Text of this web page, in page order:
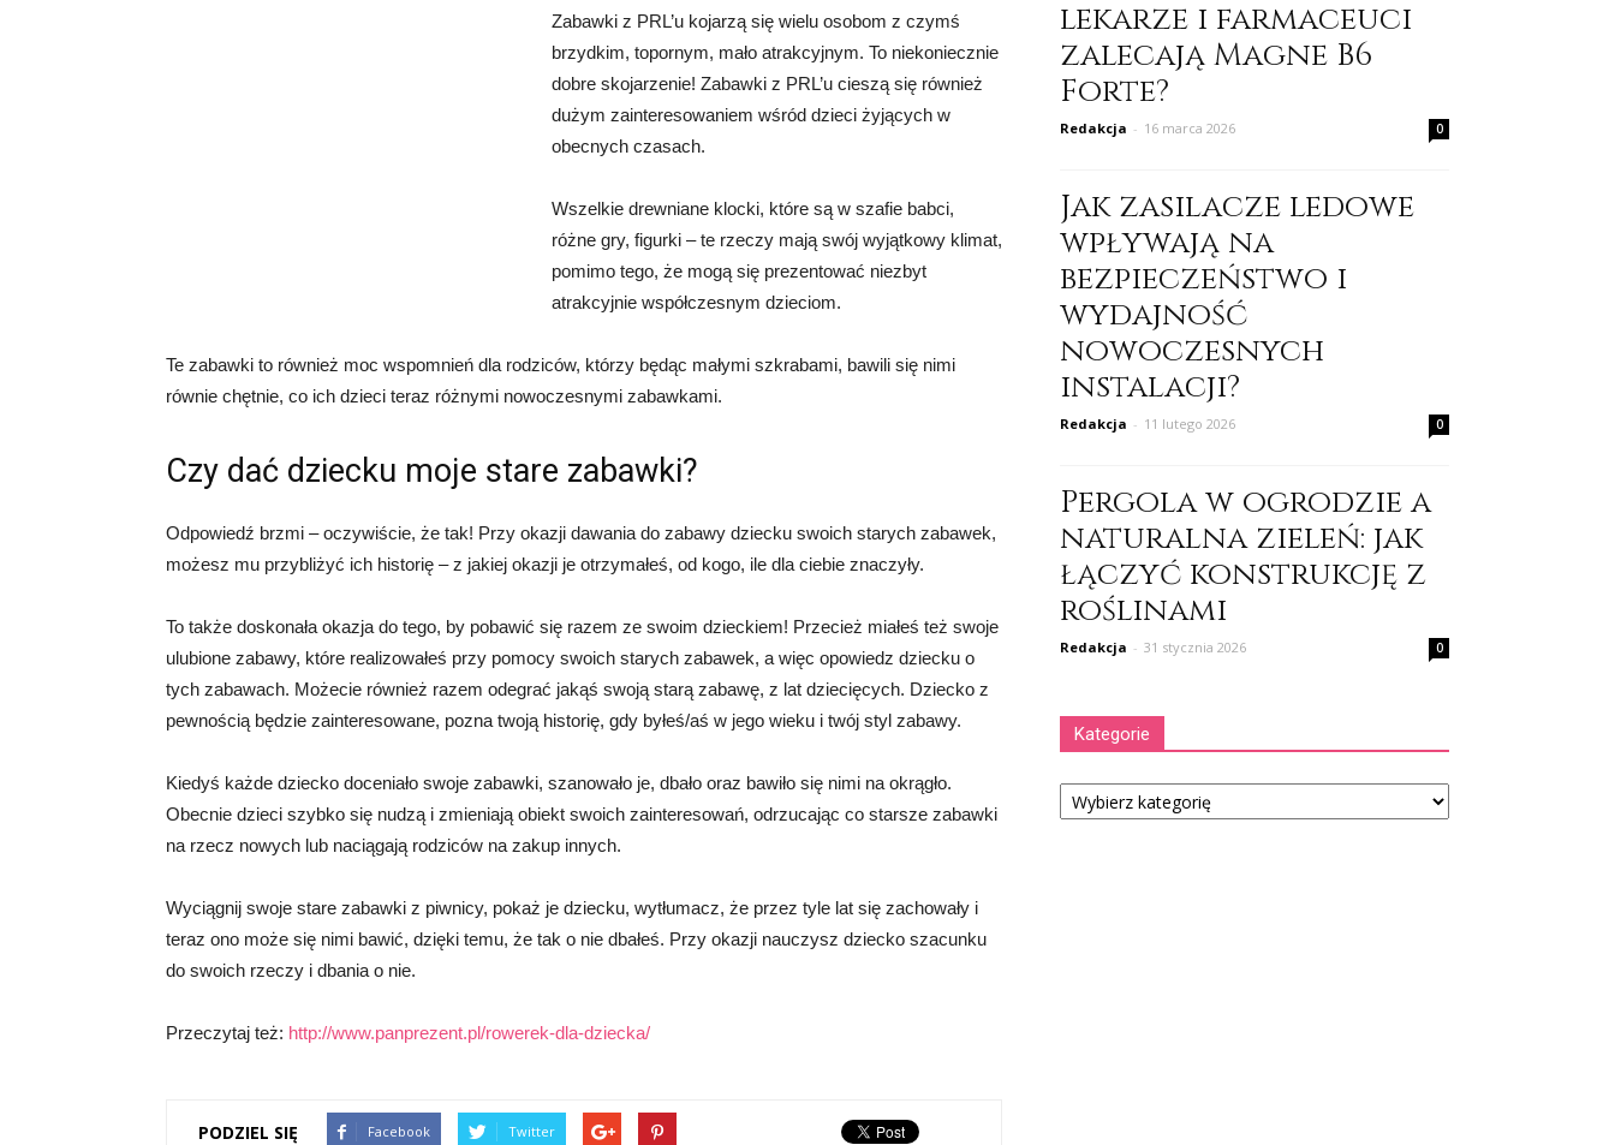
Zabawki z PRL’u kojarzą się wielu osobom z czymś
brzydkim, topornym, mało atrakcyjnym. To niekoniecznie
dobre skojarzenie! Zabawki z PRL’u cieszą się również
dużym zainteresowaniem wśród dzieci żyjących w
obecnych czasach.
Wszelkie drewniane klocki, które są w szafie babci,
różne gry, figurki – te rzeczy mają swój wyjątkowy klimat,
pomimo tego, że mogą się prezentować niezbyt
atrakcyjnie współczesnym dzieciom.
Te zabawki to również moc wspomnień dla rodziców, którzy będąc małymi szkrabami, bawili się nimi
równie chętnie, co ich dzieci teraz różnymi nowoczesnymi zabawkami.
Czy dać dziecku moje stare zabawki?
Odpowiedź brzmi – oczywiście, że tak! Przy okazji dawania do zabawy dziecku swoich starych zabawek,
możesz mu przybliżyć ich historię – z jakiej okazji je otrzymałeś, od kogo, ile dla ciebie znaczyły.
To także doskonała okazja do tego, by pobawić się razem ze swoim dzieckiem! Przecież miałeś też swoje
ulubione zabawy, które realizowałeś przy pomocy swoich starych zabawek, a więc opowiedz dziecku o
tych zabawach. Możecie również razem odegrać jakąś swoją starą zabawę, z lat dziecięcych. Dziecko z
pewnością będzie zainteresowane, pozna twoją historię, gdy byłeś/aś w jego wieku i twój styl zabawy.
Kiedyś każde dziecko doceniało swoje zabawki, szanowało je, dbało oraz bawiło się nimi na okrągło.
Obecnie dzieci szybko się nudzą i zmieniają obiekt swoich zainteresowań, odrzucając co starsze zabawki
na rzecz nowych lub naciągają rodziców na zakup innych.
Wyciągnij swoje stare zabawki z piwnicy, pokaż je dziecku, wytłumacz, że przez tyle lat się zachowały i
teraz ono może się nimi bawić, dzięki temu, że tak o nie dbałeś. Przy okazji nauczysz dziecko szacunku
do swoich rzeczy i dbania o nie.
Przeczytaj też: http://www.panprezent.pl/rowerek-dla-dziecka/
PODZIEL SIĘ Facebook Twitter
lekarze i farmaceuci
zalecają Magne B6
Forte?
Redakcja - 16 marca 2026 0
Jak zasilacze ledowe
wpływają na
bezpieczeństwo i
wydajność
nowoczesnych
instalacji?
Redakcja - 11 lutego 2026 0
Pergola w ogrodzie a
naturalna zieleń: jak
łączyć konstrukcję z
roślinami
Redakcja - 31 stycznia 2026 0
Kategorie
Kategorie